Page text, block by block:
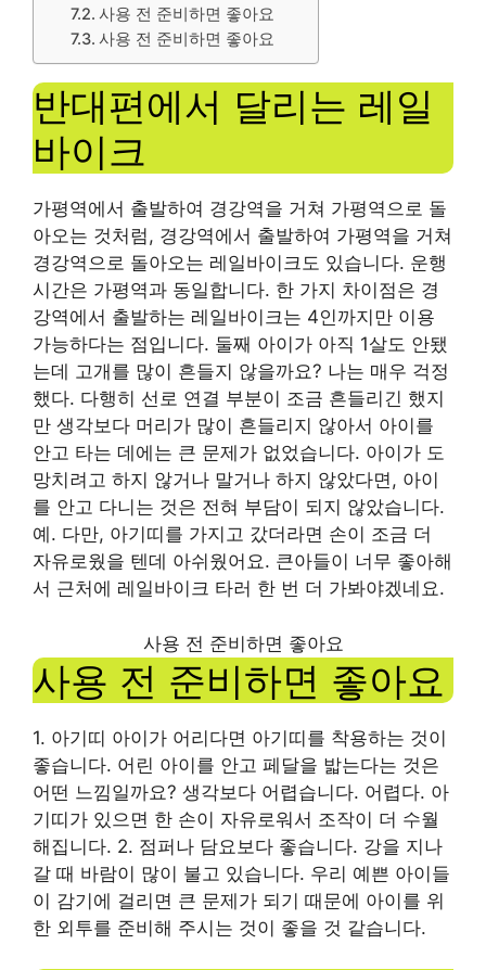
사용 전 준비하면 좋아요
사용 전 준비하면 좋아요
반대편에서 달리는 레일
바이크
가평역에서 출발하여 경강역을 거쳐 가평역으로 돌
아오는 것처럼, 경강역에서 출발하여 가평역을 거쳐
경강역으로 돌아오는 레일바이크도 있습니다. 운행
시간은 가평역과 동일합니다. 한 가지 차이점은 경
강역에서 출발하는 레일바이크는 4인까지만 이용
가능하다는 점입니다. 둘째 아이가 아직 1살도 안됐
는데 고개를 많이 흔들지 않을까요? 나는 매우 걱정
했다. 다행히 선로 연결 부분이 조금 흔들리긴 했지
만 생각보다 머리가 많이 흔들리지 않아서 아이를
안고 타는 데에는 큰 문제가 없었습니다. 아이가 도
망치려고 하지 않거나 말거나 하지 않았다면, 아이
를 안고 다니는 것은 전혀 부담이 되지 않았습니다.
예. 다만, 아기띠를 가지고 갔더라면 손이 조금 더
자유로웠을 텐데 아쉬웠어요. 큰아들이 너무 좋아해
서 근처에 레일바이크 타러 한 번 더 가봐야겠네요.
사용 전 준비하면 좋아요
사용 전 준비하면 좋아요
1. 아기띠 아이가 어리다면 아기띠를 착용하는 것이
좋습니다. 어린 아이를 안고 페달을 밟는다는 것은
어떤 느낌일까요? 생각보다 어렵습니다. 어렵다. 아
기띠가 있으면 한 손이 자유로워서 조작이 더 수월
해집니다. 2. 점퍼나 담요보다 좋습니다. 강을 지나
갈 때 바람이 많이 불고 있습니다. 우리 예쁜 아이들
이 감기에 걸리면 큰 문제가 되기 때문에 아이를 위
한 외투를 준비해 주시는 것이 좋을 것 같습니다.